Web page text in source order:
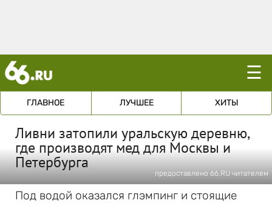
☰
ГЛАВНОЕ ЛУЧШЕЕ ХИТЫ
Ливни затопили уральскую деревню,
где производят мед для Москвы и
Петербурга
предоставлено 66.RU читателем
Под водой оказался глэмпинг и стоящие